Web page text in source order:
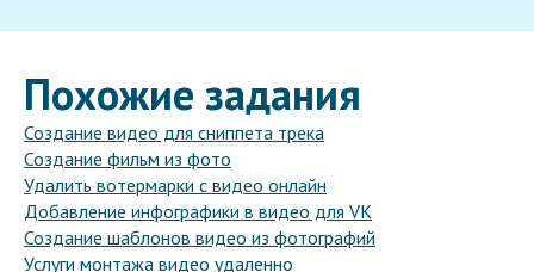
Похожие задания
Создание видео для сниппета трека
Создание фильм из фото
Удалить вотермарки с видео онлайн
Добавление инфографики в видео для VK
Создание шаблонов видео из фотографий
Услуги монтажа видео удаленно